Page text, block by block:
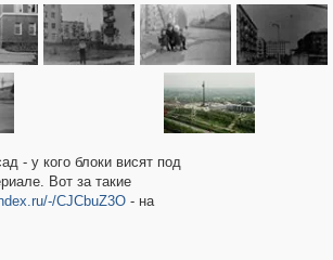
- у кого блоки висят под
Вот за такие
CJCbuZ3O- на